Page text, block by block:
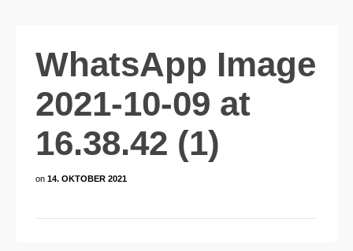
WhatsApp Image
2021-10-09 at
16.38.42 (1)
on 14. OKTOBER 2021